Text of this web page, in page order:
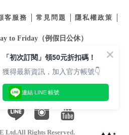
客服務 常見問題 隱私權政策
to Friday（例假日公休）
/ PM1:30~6:00
02-2332-0855
Ltd.All Rights Reserved.
「初次訂閱」領50元折扣碼！
獲得最新資訊，加入官方帳號👇
連結 LINE 帳號